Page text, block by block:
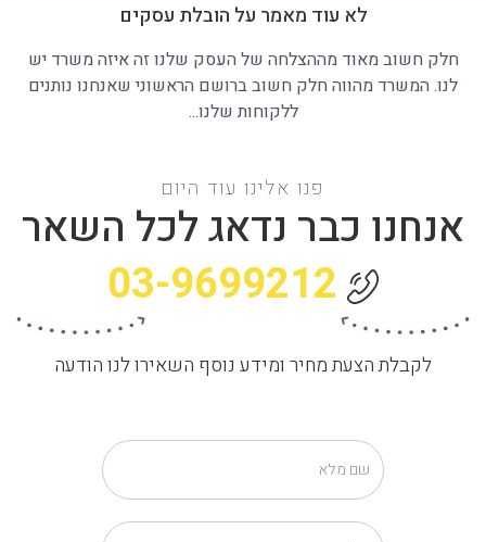
לא עוד מאמר על הובלת עסקים
חלק חשוב מאוד מההצלחה של העסק שלנו זה איזה משרד יש
לנו. המשרד מהווה חלק חשוב ברושם הראשוני שאנחנו נותנים
ללקוחות שלנו...
פנו אלינו עוד היום
אנחנו כבר נדאג לכל השאר
03-9699212
לקבלת הצעת מחיר ומידע נוסף השאירו לנו הודעה